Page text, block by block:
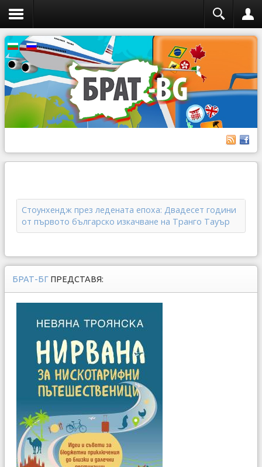
Стоунхендж през ледената епоха: Двадесет години
от първото българско изкачване на Транго Тауър
БРАТ-БГ ПРЕДСТАВЯ: